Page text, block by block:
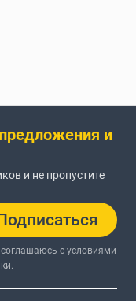
и
и не пропустите
с условиями